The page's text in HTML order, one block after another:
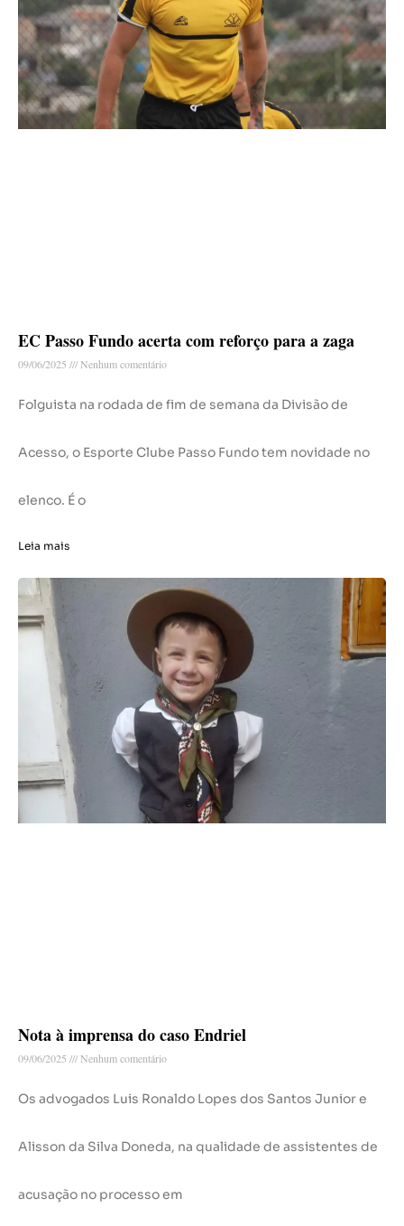
EC Passo Fundo acerta com reforço para a zaga
09/06/2025 Nenhum comentário
Folguista na rodada de fim de semana da Divisão de
Acesso, o Esporte Clube Passo Fundo tem novidade no
elenco. É o
Leia mais
Nota à imprensa do caso Endriel
09/06/2025 Nenhum comentário
Os advogados Luis Ronaldo Lopes dos Santos Junior e
Alisson da Silva Doneda, na qualidade de assistentes de
acusação no processo em